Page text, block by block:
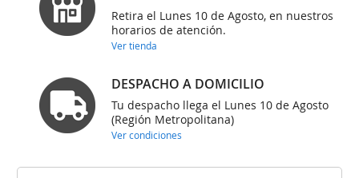
Retira el Lunes 10 de Agosto, en nuestros
horarios de atención.
Ver tienda
DESPACHO A DOMICILIO
Tu despacho llega el Lunes 10 de Agosto
(Región Metropolitana)
Ver condiciones